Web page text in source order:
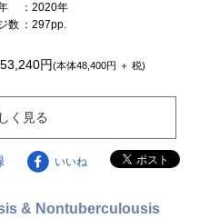
：2020年
数 ：297pp.
53,240円(本体48,400円 ＋ 税)
く見る
いいね
& Nontuberculousis